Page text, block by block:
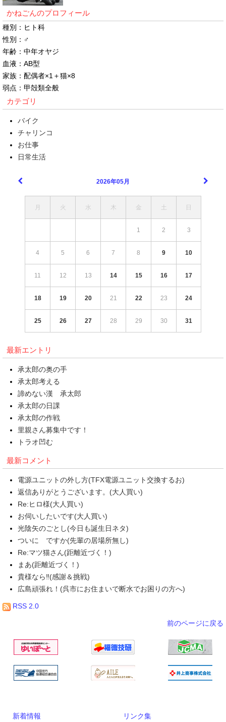
かねごんのプロフィール
種別：ヒト科
性別：♂
年齢：中年オヤジ
血液：AB型
家族：配偶者×1＋猫×8
弱点：甲殻類全般
カテゴリ
バイク
チャリンコ
お仕事
日常生活
2026年05月
月 火 水 木 金 土 日
1 2 3
4 5 6 7 8 9 10
11 12 13 14 15 16 17
18 19 20 21 22 23 24
25 26 27 28 29 30 31
最新エントリ
承太郎の奥の手
承太郎考える
諦めない漢 承太郎
承太郎の日課
承太郎の作戦
里親さん募集中です！
トラオ凹む
最新コメント
電源ユニットの外し方(TFX電源ユニット交換するお)
返信ありがとうございます。(大人買い)
Re:ヒロ様(大人買い)
お伺いしたいです(大人買い)
光陰矢のごとし(今日も誕生日ネタ)
ついに ですか(先輩の居場所無し)
Re:マツ猫さん(距離近づく！)
まあ(距離近づく！)
貴様なら‼(感謝＆挑戦)
広島頑張れ！(呉市にお住まいで断水でお困りの方へ)
RSS 2.0
前のページに戻る
新着情報 リンク集